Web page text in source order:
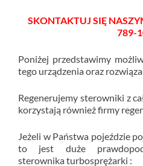
SKONTAKTUJ SIĘ
789-
Poniżej przedstawimy
tego urządzenia oraz
Regenerujemy sterowniki z
korzystają również firmy
Jeżeli w Państwa pojeździe
to jest duże
sterownika turbosprężarki :